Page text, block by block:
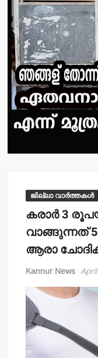
ജില്ലാ വാർത്തകൾ
കരാര്‍ 3
വാങ്ങുന്നത്
ആരാ
Kannur News